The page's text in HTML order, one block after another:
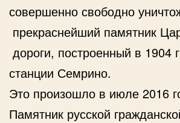
совершенно свободно
прекраснейший памятник
дороги, построенный в 1904
станции Семрино.
Это произошло в июле 2016
Памятник русской